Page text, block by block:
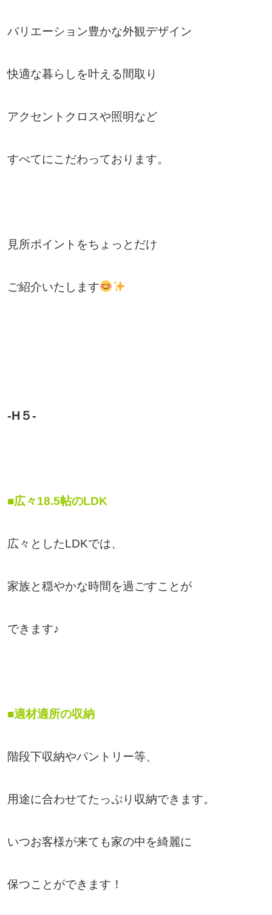
バリエーション豊かな外観デザイン
快適な暮らしを叶える間取り
アクセントクロスや照明など
すべてにこだわっております。
見所ポイントをちょっとだけ
ご紹介いたします
-H５-
■広々18.5帖のLDK
広々としたLDKでは、
家族と穏やかな時間を過ごすことが
できます♪
■適材適所の収納
階段下収納やパントリー等、
用途に合わせてたっぷり収納できます。
いつお客様が来ても家の中を綺麗に
保つことができます！